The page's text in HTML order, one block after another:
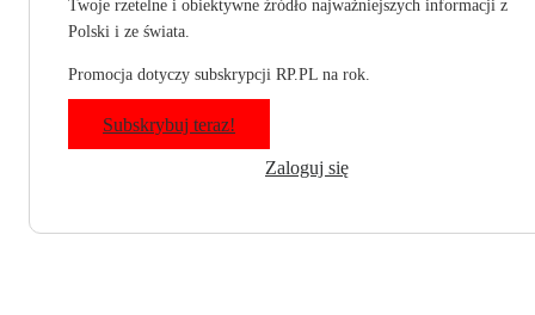
Twoje rzetelne i obiektywne źródło najważniejszych informacji z
Polski i ze świata.
Promocja dotyczy subskrypcji RP.PL na rok.
Subskrybuj teraz!
Zaloguj się